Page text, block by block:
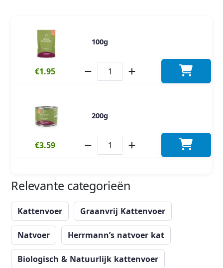
100g
€1.95
200g
€3.59
Relevante categorieën
Kattenvoer Graanvrij Kattenvoer
Natvoer Herrmann’s natvoer kat
Biologisch & Natuurlijk kattenvoer